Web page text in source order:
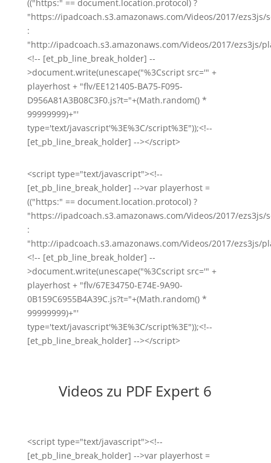
(("https:" == document.location.protocol) ?
"https://ipadcoach.s3.amazonaws.com/Videos/2017/ezs3js/
:
"http://ipadcoach.s3.amazonaws.com/Videos/2017/ezs3js/
<!-- [et_pb_line_break_holder] --
>document.write(unescape("%3Cscript src='" +
playerhost + "flv/EE121405-BA75-F095-
D956A81A3B08C3F0.js?t="+(Math.random() *
99999999)+"'
type='text/javascript'%3E%3C/script%3E"));<!--
[et_pb_line_break_holder] --></script>
<script type="text/javascript"><!--
[et_pb_line_break_holder] -->var playerhost =
(("https:" == document.location.protocol) ?
"https://ipadcoach.s3.amazonaws.com/Videos/2017/ezs3js/
:
"http://ipadcoach.s3.amazonaws.com/Videos/2017/ezs3js/
<!-- [et_pb_line_break_holder] --
>document.write(unescape("%3Cscript src='" +
playerhost + "flv/67E34750-E74E-9A90-
0B159C6955B4A39C.js?t="+(Math.random() *
99999999)+"'
type='text/javascript'%3E%3C/script%3E"));<!--
[et_pb_line_break_holder] --></script>
Videos zu PDF Expert 6
<script type="text/javascript"><!--
[et_pb_line_break_holder] -->var playerhost =